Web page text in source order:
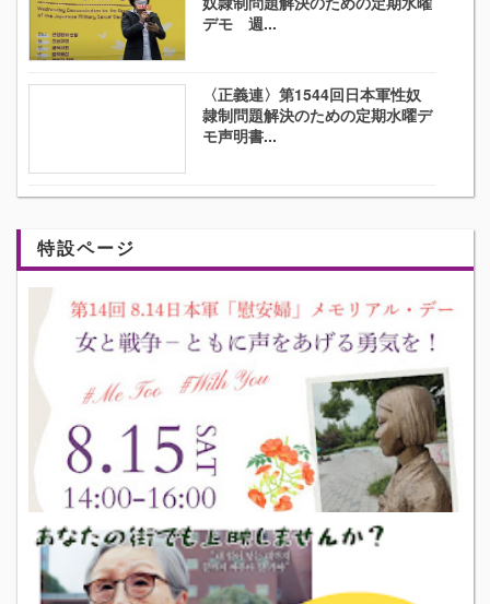
デモ 週...
〈正義連〉第1544回日本軍性奴
隷制問題解決のための定期水曜デ
モ声明書...
特設ページ